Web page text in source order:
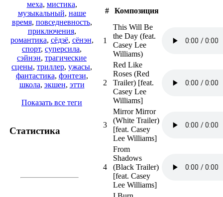
меха, мистика,
музыкальный, наше
время, повседневность,
приключения,
романтика, сёдзё, сёнэн,
спорт, суперсила,
сэйнэн, трагические
сцены, триллер, ужасы,
фантастика, фэнтези,
школа, экшен, этти
Показать все теги
Статистика
# Композиция
1
This Will Be
the Day (feat.
Casey Lee
Williams)
2
Red Like
Roses (Red
Trailer) [feat.
Casey Lee
Williams]
3
Mirror Mirror
(White Trailer)
[feat. Casey
Lee Williams]
4
From
Shadows
(Black Trailer)
[feat. Casey
Lee Williams]